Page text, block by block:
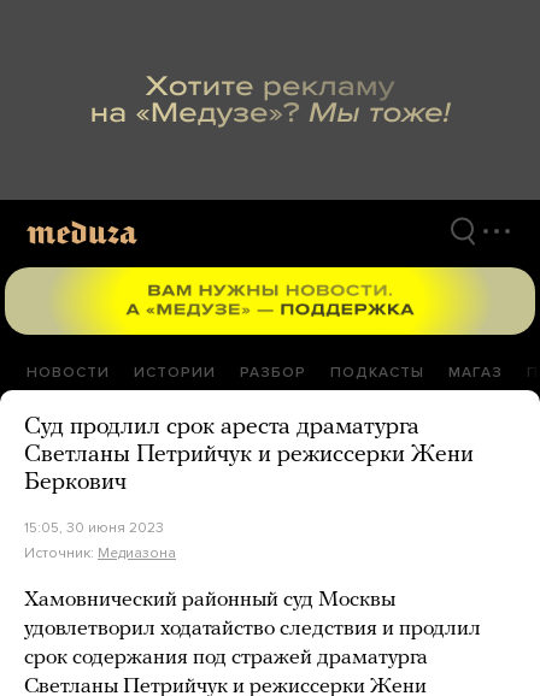
НОВОСТИ ИСТОРИИ РАЗБОР ПОДКАСТЫ МАГАЗ
Суд продлил срок ареста драматурга
Светланы Петрийчук и режиссерки Жени
Беркович
15:05, 30 июня 2023
Источник: Медиазона
Хамовнический районный суд Москвы
удовлетворил ходатайство следствия и продлил
срок содержания под стражей драматурга
Светланы Петрийчук и режиссерки Жени